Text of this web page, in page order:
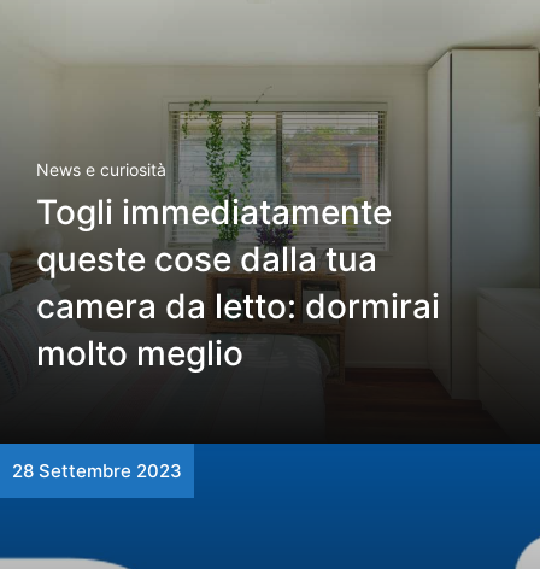
News e curiosità
Togli immediatamente
queste cose dalla tua
camera da letto: dormirai
molto meglio
28 Settembre 2023